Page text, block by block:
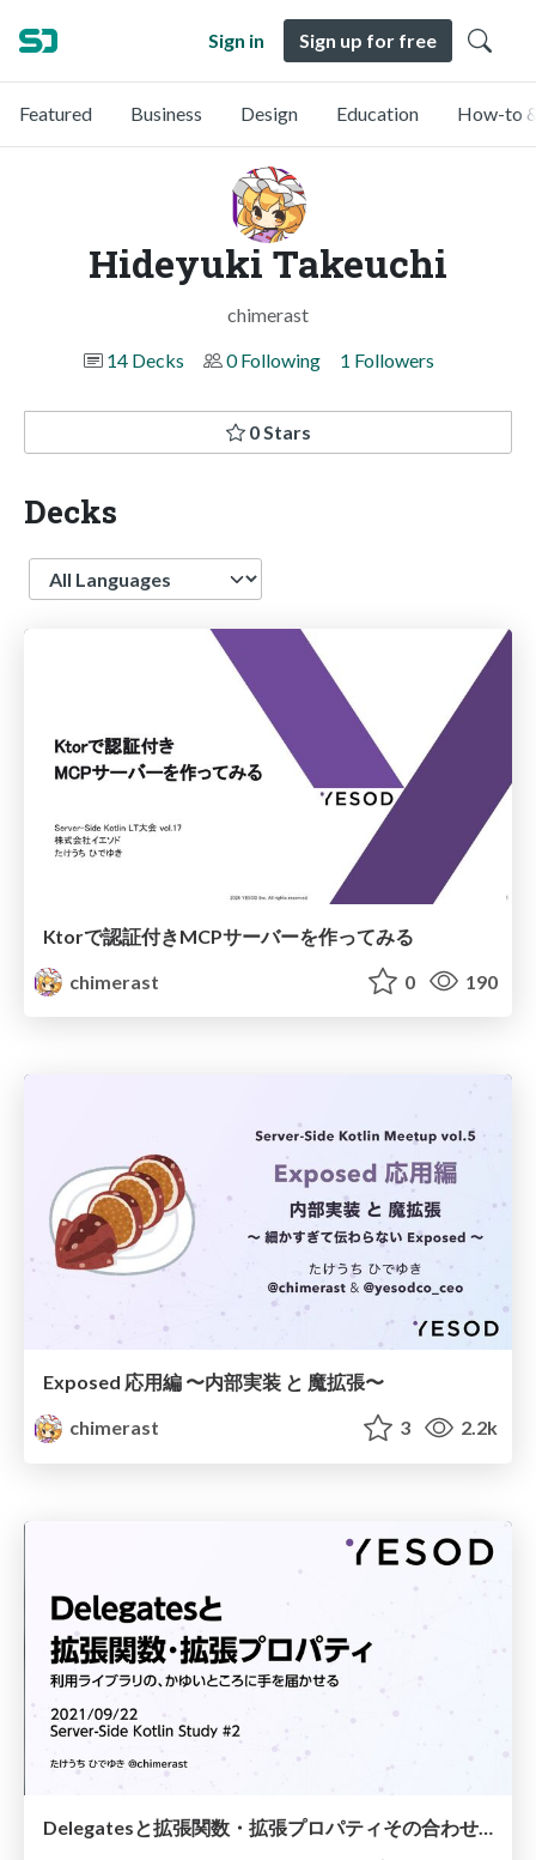
Sign in Sign up for free
Featured Business Design Education How-to
Hideyuki Takeuchi
chimerast
14 Decks
0 Following 1 Followers
0 Stars
Decks
Language
Ktorで認証付きMCPサーバーを作ってみる
chimerast
0 190
Exposed 応用編 〜内部実装 と 魔拡張〜
chimerast
3 2.2k
Delegatesと拡張関数・拡張プロパティその合わせ技